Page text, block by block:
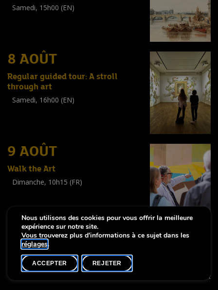
Samedi, 15h00 (EN)
8 AOÛT
Regular guided tour: A stroll
through art
Samedi, 16h00 (EN)
9 AOÛT
Walk the Art
Dimanche, 10h15 (FR)
Notice légale-
Copyright © 2026, Lëtzebuerg City Museum. Tous droits réservés
made by Apart
Nous utilisons des cookies pour vous offrir la meilleure
expérience sur notre site.
Vous trouverez plus d'informations à ce sujet dans les
réglages.
ACCEPTER REJETER